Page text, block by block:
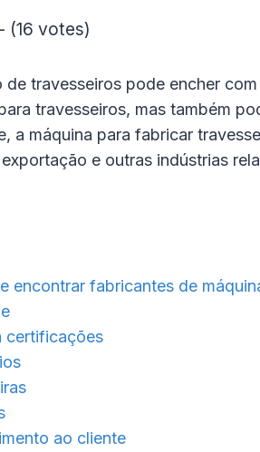
(16 votes)
de travesseiros pode encher
travesseiros, mas também
a máquina para fabricar
e outras indústrias
encontrar fabricantes de
certificações
ao cliente